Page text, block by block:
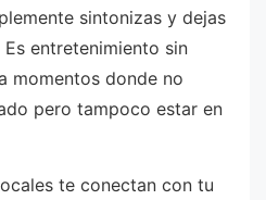
sintonizas y dejas
entretenimiento sin
momentos donde no
pero tampoco estar en
te conectan con tu